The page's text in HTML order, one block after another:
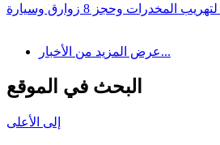
المخدرات وحجز 8 زوارق وسيارة
عرض المزيد من الأخبار...
البحث في الموقع
إلى الأعلى